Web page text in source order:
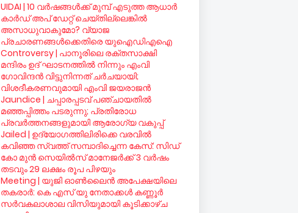
UIDAI | 10 വര്‍ഷങ്ങള്‍ക്ക് മുമ്പ് എടുത്ത ആധാര്‍
കാര്‍ഡ് അപ് ഡേറ്റ് ചെയ്തില്ലെങ്കില്‍
അസാധുവാകുമോ? വ്യാജ
പ്രചാരണങ്ങള്‍ക്കെതിരെ യുഐഡിഎഐ
Controversy | പാനൂരിലെ രക്തസാക്ഷി
മന്ദിരം ഉദ് ഘാടനത്തില്‍ നിന്നും എംവി
ഗോവിന്ദന്‍ വിട്ടുനിന്നത് ചര്‍ചയായി;
വിശദീകരണവുമായി എംവി ജയരാജന്‍
Jaundice | ചപ്പാരപ്പടവ് പഞ്ചായതില്‍
മഞ്ഞപ്പിത്തം പടരുന്നു; പ്രതിരോധ
പ്രവര്‍ത്തനങ്ങളുമായി ആരോഗ്യ വകുപ്പ്
Jailed | ഉദ്യോഗത്തിലിരിക്കെ വരവില്‍
കവിഞ്ഞ സ്വത്ത് സമ്പാദിച്ചെന്ന കേസ്: സിഡ്
കോ മുന്‍ സെയില്‍സ് മാനേജര്‍ക്ക് 3 വര്‍ഷം
തടവും 29 ലക്ഷം രൂപ പിഴയും
Meeting | യുജി ഓണ്‍ലൈന്‍ അപേക്ഷയിലെ
തകരാര്‍: കെ എസ് യു നേതാക്കള്‍ കണ്ണൂര്‍
സര്‍വകലാശാല വിസിയുമായി കൂടിക്കാഴ്ച